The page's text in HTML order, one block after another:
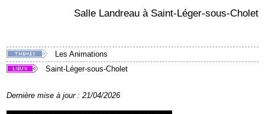
Salle Landreau à Saint-Léger-sous-Cholet
Les Animations
Saint-Léger-sous-Cholet
Dernière mise à jour : 21/04/2026